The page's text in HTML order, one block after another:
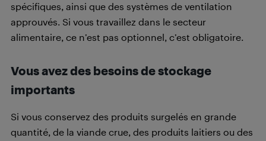
spécifiques, ainsi que des systèmes de ventilation
approuvés. Si vous travaillez dans le secteur
alimentaire, ce n’est pas optionnel, c’est obligatoire.
Vous avez des besoins de stockage
importants
Si vous conservez des produits surgelés en grande
quantité, de la viande crue, des produits laitiers ou des